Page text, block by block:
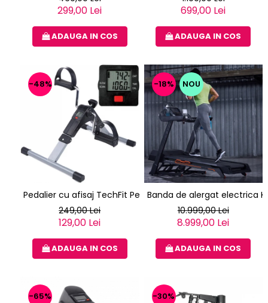
299,00 Lei
ADAUGA IN COS
699,00 Lei
ADAUGA IN COS
-48%
Pedalier cu afisaj TechFit Ped2
249,00 Lei
129,00 Lei
ADAUGA IN COS
-18% NOU
Banda de alergat electrica
10.999,00 Lei
8.999,00 Lei
ADAUGA IN COS
-65% -30%